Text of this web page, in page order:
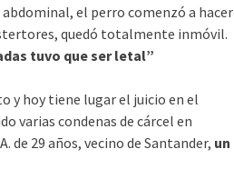
el perro comenzó a hacer
quedó totalmente inmóvil.
tuvo que ser letal”
y hoy tiene lugar el juicio en el
varias condenas de cárcel en
de 29 años, vecino de Santander, un